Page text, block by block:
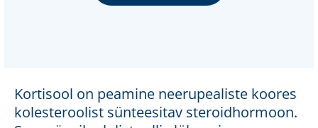
Kortisool on peamine neerupealiste koores
kolesteroolist sünteesitav steroidhormoon.